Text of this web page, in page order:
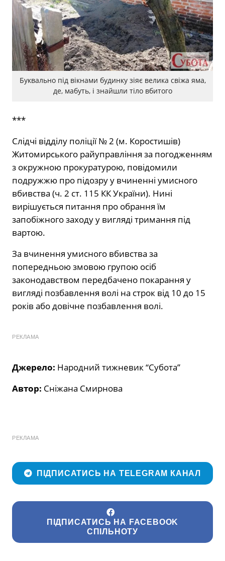
Буквально під вікнами будинку зіяє велика свіжа яма,
де, мабуть, і знайшли тіло вбитого
***
Слідчі відділу поліції № 2 (м. Коростишів)
Житомирського райуправління за погодженням
з окружною прокуратурою, повідомили
подружжю про підозру у вчиненні умисного
вбивства (ч. 2 ст. 115 КК України). Нині
вирішується питання про обрання їм
запобіжного заходу у вигляді тримання під
вартою.
За вчинення умисного вбивства за
попередньою змовою групою осіб
законодавством передбачено покарання у
вигляді позбавлення волі на строк від 10 до 15
років або довічне позбавлення волі.
РЕКЛАМА
Джерело: Народний тижневик “Субота”
Автор: Сніжана Смирнова
РЕКЛАМА
ПІДПИСАТИСЬ НА TELEGRAM КАНАЛ
ПІДПИСАТИСЬ НА FACEBOOK
СПІЛЬНОТУ